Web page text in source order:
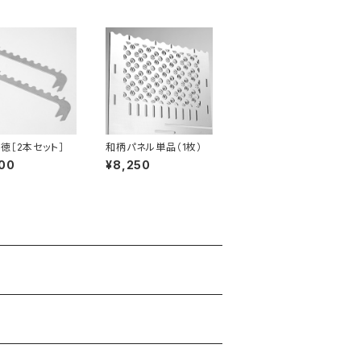
［2本セット］ 和柄パネル単品（1枚）
¥8,250